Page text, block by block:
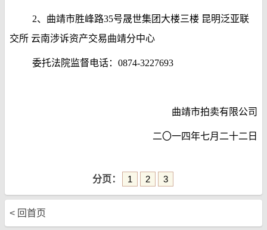
2、曲靖市胜峰路35号晟世集团大楼三楼 昆明泛亚联
交所 云南涉诉资产交易曲靖分中心
委托法院监督电话：0874-3227693
曲靖市拍卖有限公司
二〇一四年七月二十二日
分页： 1 2 3
< 回首页